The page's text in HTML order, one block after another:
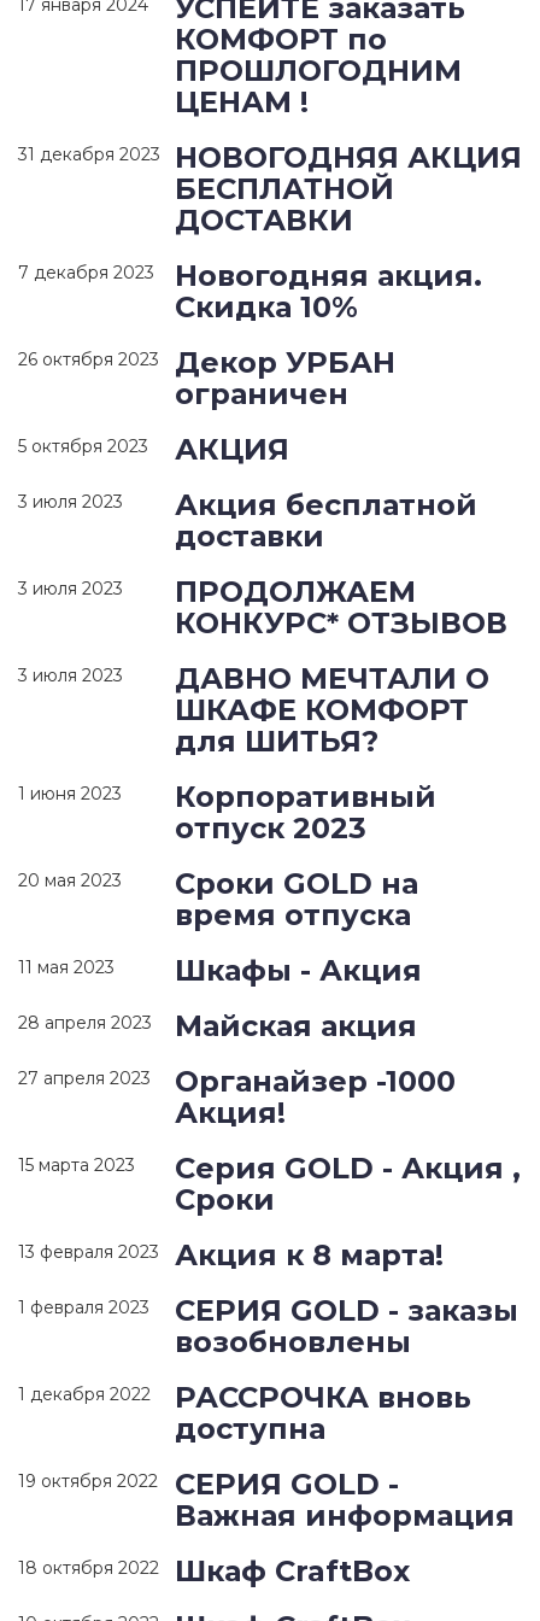
17 января 2024
УСПЕЙТЕ заказать
КОМФОРТ по
ПРОШЛОГОДНИМ
ЦЕНАМ !
31 декабря 2023
НОВОГОДНЯЯ АКЦИЯ
БЕСПЛАТНОЙ
ДОСТАВКИ
7 декабря 2023
Новогодняя акция.
Скидка 10%
26 октября 2023
Декор УРБАН
ограничен
5 октября 2023 АКЦИЯ
3 июля 2023
Акция бесплатной
доставки
3 июля 2023
ПРОДОЛЖАЕМ
КОНКУРС* ОТЗЫВОВ
3 июля 2023
ДАВНО МЕЧТАЛИ О
ШКАФЕ КОМФОРТ
для ШИТЬЯ?
1 июня 2023
Корпоративный
отпуск 2023
20 мая 2023
Сроки GOLD на
время отпуска
11 мая 2023 Шкафы - Акция
28 апреля 2023 Майская акция
27 апреля 2023
Органайзер -1000
Акция!
15 марта 2023
Серия GOLD - Акция ,
Сроки
13 февраля 2023 Акция к 8 марта!
1 февраля 2023
СЕРИЯ GOLD - заказы
возобновлены
1 декабря 2022
РАССРОЧКА вновь
доступна
19 октября 2022
СЕРИЯ GOLD -
Важная информация
18 октября 2022 Шкаф CraftBox